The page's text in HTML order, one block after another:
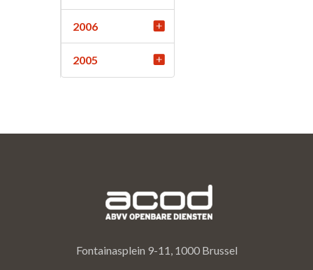
2006
2005
Fontainasplein 9-11, 1000 Brussel